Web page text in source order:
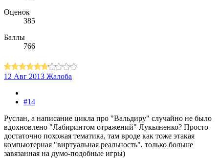
Оценок
385
Баллы
766
12 Авг 2013 Жалоба
#14
Руслан, а написание цикла про "Вальдиру" случайно не было
вдохновлено "Лабиринтом отражений" Лукьяненко? Просто
достаточно похожая тематика, там вроде как тоже этакая
компьютерная "виртуальная реальность", только больше
завязанная на думо-подобные игры)